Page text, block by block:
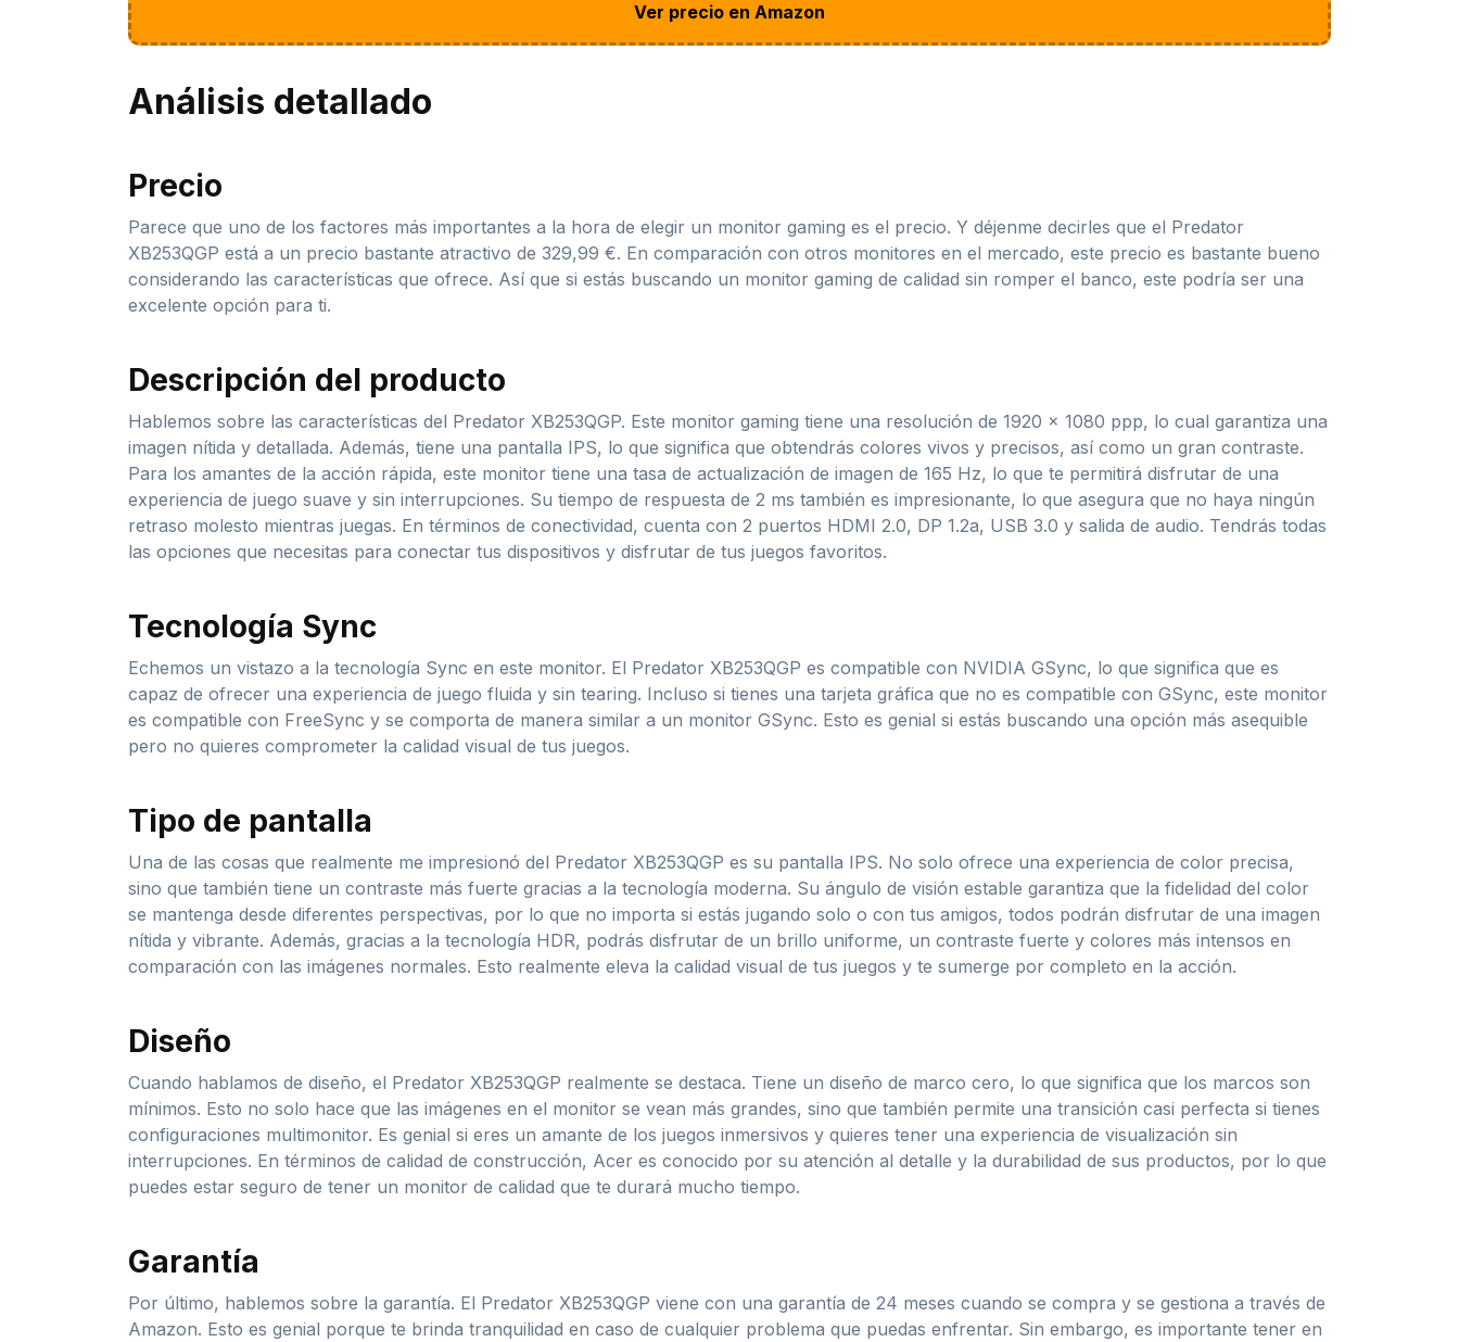
Ver precio en Amazon
Análisis detallado
Precio
Parece que uno de los factores más importantes a la hora de elegir un monitor gaming es el precio. Y déjenme decirles que el Predator
XB253QGP está a un precio bastante atractivo de 329,99 €. En comparación con otros monitores en el mercado, este precio es bastante bueno
considerando las características que ofrece. Así que si estás buscando un monitor gaming de calidad sin romper el banco, este podría ser una
excelente opción para ti.
Descripción del producto
Hablemos sobre las características del Predator XB253QGP. Este monitor gaming tiene una resolución de 1920 x 1080 ppp, lo cual garantiza una
imagen nítida y detallada. Además, tiene una pantalla IPS, lo que significa que obtendrás colores vivos y precisos, así como un gran contraste.
Para los amantes de la acción rápida, este monitor tiene una tasa de actualización de imagen de 165 Hz, lo que te permitirá disfrutar de una
experiencia de juego suave y sin interrupciones. Su tiempo de respuesta de 2 ms también es impresionante, lo que asegura que no haya ningún
retraso molesto mientras juegas. En términos de conectividad, cuenta con 2 puertos HDMI 2.0, DP 1.2a, USB 3.0 y salida de audio. Tendrás todas
las opciones que necesitas para conectar tus dispositivos y disfrutar de tus juegos favoritos.
Tecnología Sync
Echemos un vistazo a la tecnología Sync en este monitor. El Predator XB253QGP es compatible con NVIDIA GSync, lo que significa que es
capaz de ofrecer una experiencia de juego fluida y sin tearing. Incluso si tienes una tarjeta gráfica que no es compatible con GSync, este monitor
es compatible con FreeSync y se comporta de manera similar a un monitor GSync. Esto es genial si estás buscando una opción más asequible
pero no quieres comprometer la calidad visual de tus juegos.
Tipo de pantalla
Una de las cosas que realmente me impresionó del Predator XB253QGP es su pantalla IPS. No solo ofrece una experiencia de color precisa,
sino que también tiene un contraste más fuerte gracias a la tecnología moderna. Su ángulo de visión estable garantiza que la fidelidad del color
se mantenga desde diferentes perspectivas, por lo que no importa si estás jugando solo o con tus amigos, todos podrán disfrutar de una imagen
nítida y vibrante. Además, gracias a la tecnología HDR, podrás disfrutar de un brillo uniforme, un contraste fuerte y colores más intensos en
comparación con las imágenes normales. Esto realmente eleva la calidad visual de tus juegos y te sumerge por completo en la acción.
Diseño
Cuando hablamos de diseño, el Predator XB253QGP realmente se destaca. Tiene un diseño de marco cero, lo que significa que los marcos son
mínimos. Esto no solo hace que las imágenes en el monitor se vean más grandes, sino que también permite una transición casi perfecta si tienes
configuraciones multimonitor. Es genial si eres un amante de los juegos inmersivos y quieres tener una experiencia de visualización sin
interrupciones. En términos de calidad de construcción, Acer es conocido por su atención al detalle y la durabilidad de sus productos, por lo que
puedes estar seguro de tener un monitor de calidad que te durará mucho tiempo.
Garantía
Por último, hablemos sobre la garantía. El Predator XB253QGP viene con una garantía de 24 meses cuando se compra y se gestiona a través de
Amazon. Esto es genial porque te brinda tranquilidad en caso de cualquier problema que puedas enfrentar. Sin embargo, es importante tener en